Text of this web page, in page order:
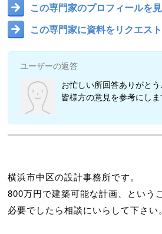
この専門家のプロフィールを
この専門家に資料をリクエスト
ユーザーの返答
お忙しい所回答ありがとう
皆様方の意見を参考にしま
横浜市中区の設計事務所です。
800万円で建築可能な計画、という
必要でしたら相談にいらして下さい。